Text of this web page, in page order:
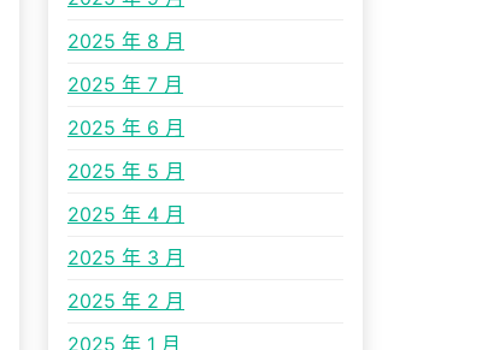
2025 年 8 月
2025 年 7 月
2025 年 6 月
2025 年 5 月
2025 年 4 月
2025 年 3 月
2025 年 2 月
2025 年 1 月